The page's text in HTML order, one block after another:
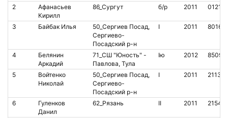
2
Афанасьев
Кирилл
86_Сургут б/р 2011
3 Байбак Илья
50_Сергиев Посад,
Сергиево-
Посадский р-н
I 2011
4
Белянин
Аркадий
71_СШ "Юность" -
Павлова, Тула
Iю 2012
5
Войтенко
Николай
50_Сергиев Посад,
Сергиево-
Посадский р-н
I 2011
6
Гуленков
Данил
62_Рязань II 2011